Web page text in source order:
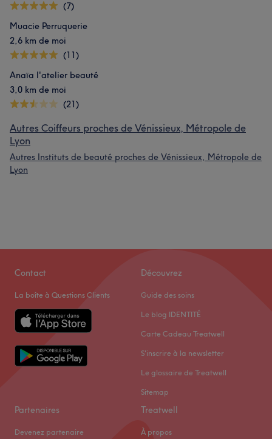
(7)
Muacie Perruquerie
2,6 km de moi
(11)
Anaïa l'atelier beauté
3,0 km de moi
(21)
Autres Coiffeurs proches de Vénissieux, Métropole de
Lyon
Autres Instituts de beauté proches de Vénissieux, Métropole de
Lyon
Contact
La boîte à Questions Clients
Découvrez
Guide des soins
Le blog IDENTITÉ
Carte Cadeau Treatwell
S'inscrire à la newsletter
Le glossaire de Treatwell
Sitemap
Partenaires
Devenez partenaire
Treatwell
À propos